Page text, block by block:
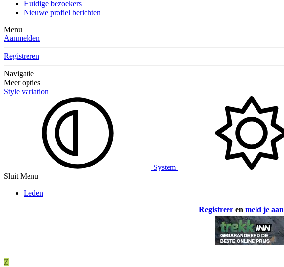
Huidige bezoekers
Nieuwe profiel berichten
Menu
Aanmelden
Registreren
Navigatie
Meer opties
Style variation
System
Sluit Menu
Leden
Registreer en meld je aan
Z